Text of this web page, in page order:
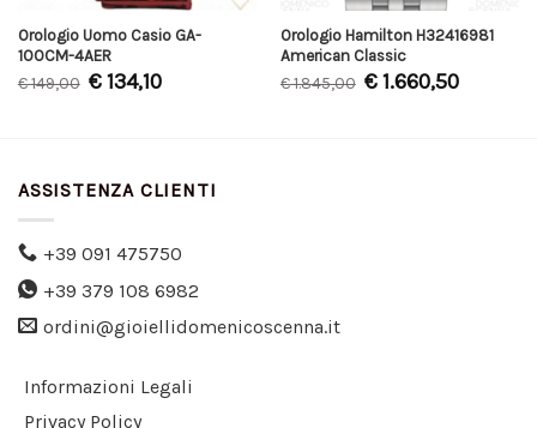
Orologio Uomo Casio GA-
100CM-4AER
€149,00 €134,10
Orologio Hamilton H32416981
American Classic
€1.845,00 €1.660,50
ASSISTENZA CLIENTI
+39 091 475750
+39 379 108 6982
ordini@gioiellidomenicoscenna.it
Informazioni Legali
Privacy Policy